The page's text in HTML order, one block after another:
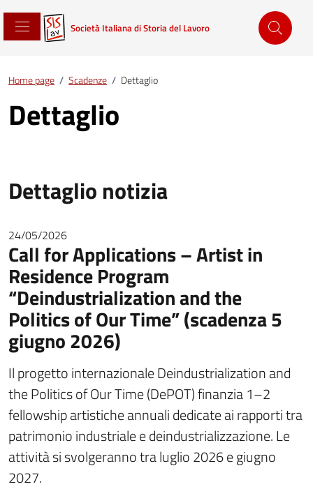
Società Italiana di Storia del Lavoro
Home page / Scadenze / Dettaglio
Dettaglio
Dettaglio notizia
24/05/2026
Call for Applications – Artist in
Residence Program
“Deindustrialization and the
Politics of Our Time” (scadenza 5
giugno 2026)
Il progetto internazionale Deindustrialization and
the Politics of Our Time (DePOT) finanzia 1–2
fellowship artistiche annuali dedicate ai rapporti tra
patrimonio industriale e deindustrializzazione. Le
attività si svolgeranno tra luglio 2026 e giugno
2027.